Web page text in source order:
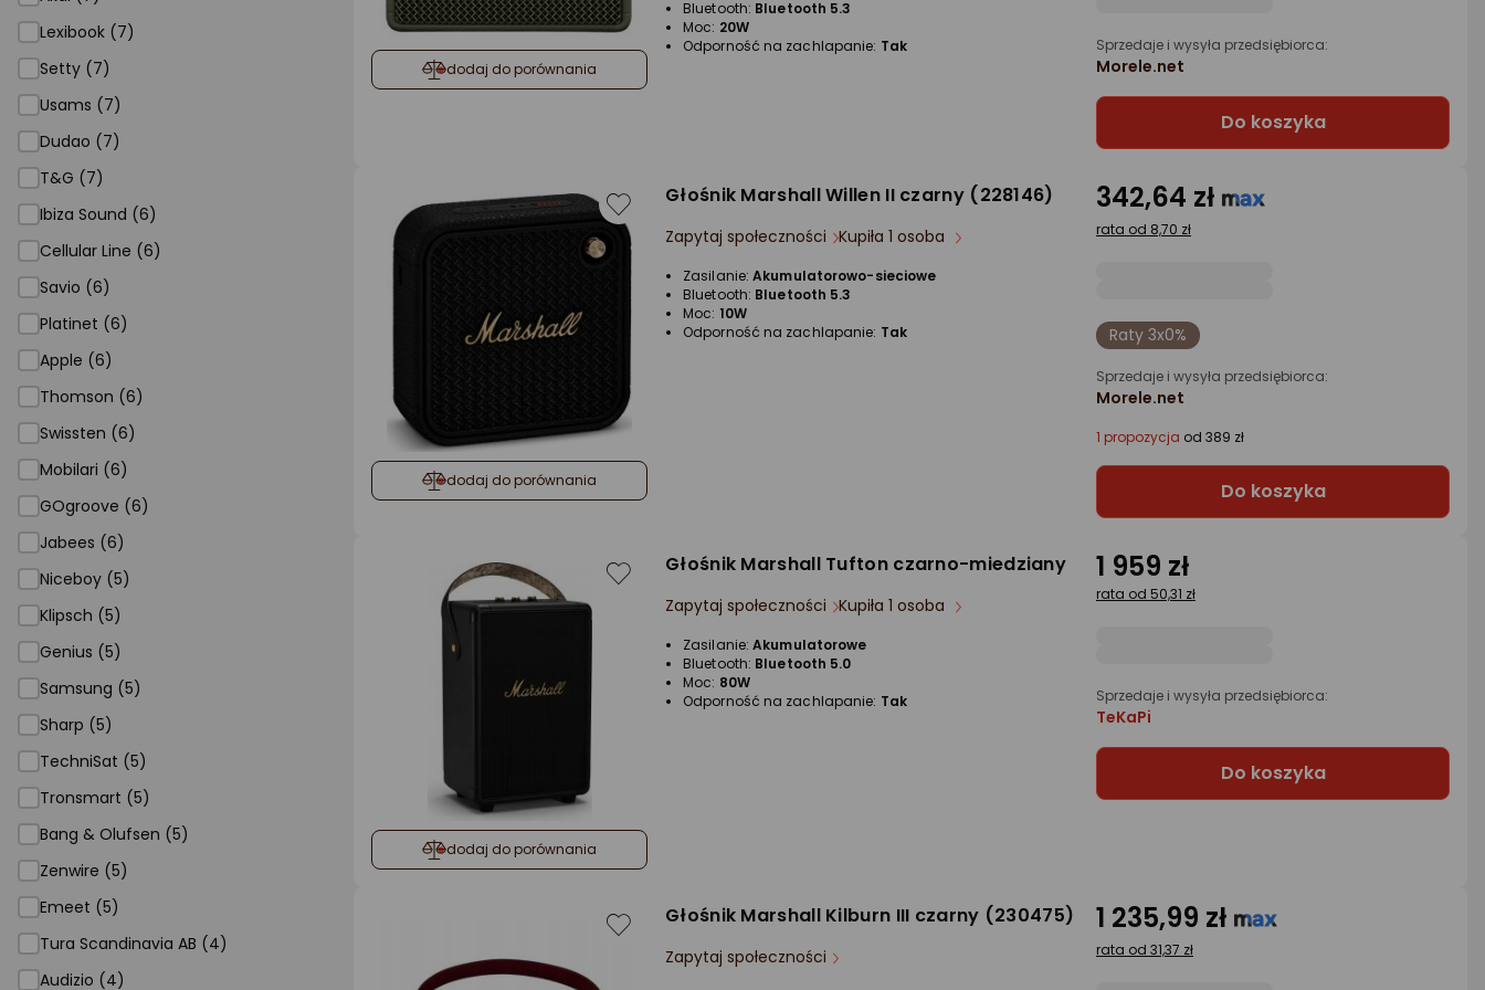
Lexibook (7)
Setty (7)
Usams (7)
Dudao (7)
T&G (7)
Ibiza Sound (6)
Cellular Line (6)
Savio (6)
Platinet (6)
Apple (6)
Thomson (6)
Swissten (6)
Mobilari (6)
GOgroove (6)
Jabees (6)
Niceboy (5)
Klipsch (5)
Genius (5)
Samsung (5)
Sharp (5)
TechniSat (5)
Tronsmart (5)
Bang & Olufsen (5)
Zenwire (5)
Emeet (5)
Tura Scandinavia AB (4)
Audizio (4)
dodaj do porównania
Bluetooth: Bluetooth 5.3
Moc: 20W
Odporność na zachlapanie: Tak Sprzedaje i wysyła przedsiębiorca:
Morele.net
Do koszyka
dodaj do porównania
Głośnik Marshall Willen II czarny (228146)
Zapytaj społeczności Kupiła 1 osoba
Zasilanie:Akumulatorowo-sieciowe
Bluetooth: Bluetooth 5.3
Moc: 10W
Odporność na zachlapanie: Tak
342,64 zł
rata od 8,70 zł
Raty 3x0%
Sprzedaje i wysyła przedsiębiorca:
Morele.net
1 propozycja od 389 zł
Do koszyka
dodaj do porównania
Głośnik Marshall Tufton czarno-miedziany
Zapytaj społeczności Kupiła 1 osoba
Zasilanie:Akumulatorowe
Bluetooth: Bluetooth 5.0
Moc: 80W
Odporność na zachlapanie: Tak
1 959 zł
rata od 50,31 zł
Sprzedaje i wysyła przedsiębiorca:
TeKaPi
Do koszyka
Głośnik Marshall Kilburn III czarny (230475)
Zapytaj społeczności
1 235,99 zł
rata od 31,37 zł